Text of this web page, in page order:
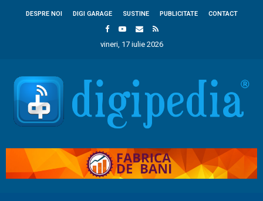
DESPRE NOI DIGI GARAGE SUSTINE PUBLICITATE CONTACT
vineri, 17 iulie 2026